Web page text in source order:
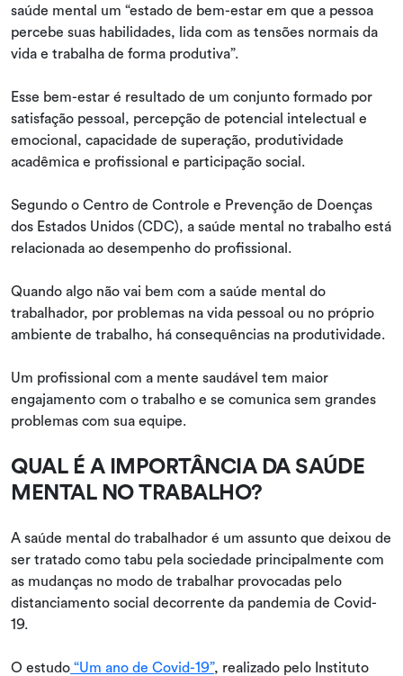
saúde mental um “estado de bem-estar em que a pessoa
percebe suas habilidades, lida com as tensões normais da
vida e trabalha de forma produtiva”.
Esse bem-estar é resultado de um conjunto formado por
satisfação pessoal, percepção de potencial intelectual e
emocional, capacidade de superação, produtividade
acadêmica e profissional e participação social.
Segundo o Centro de Controle e Prevenção de Doenças
dos Estados Unidos (CDC), a saúde mental no trabalho está
relacionada ao desempenho do profissional.
Quando algo não vai bem com a saúde mental do
trabalhador, por problemas na vida pessoal ou no próprio
ambiente de trabalho, há consequências na produtividade.
Um profissional com a mente saudável tem maior
engajamento com o trabalho e se comunica sem grandes
problemas com sua equipe.
QUAL É A IMPORTÂNCIA DA SAÚDE
MENTAL NO TRABALHO?
A saúde mental do trabalhador é um assunto que deixou de
ser tratado como tabu pela sociedade principalmente com
as mudanças no modo de trabalhar provocadas pelo
distanciamento social decorrente da pandemia de Covid-
19.
O estudo “Um ano de Covid-19”, realizado pelo Instituto